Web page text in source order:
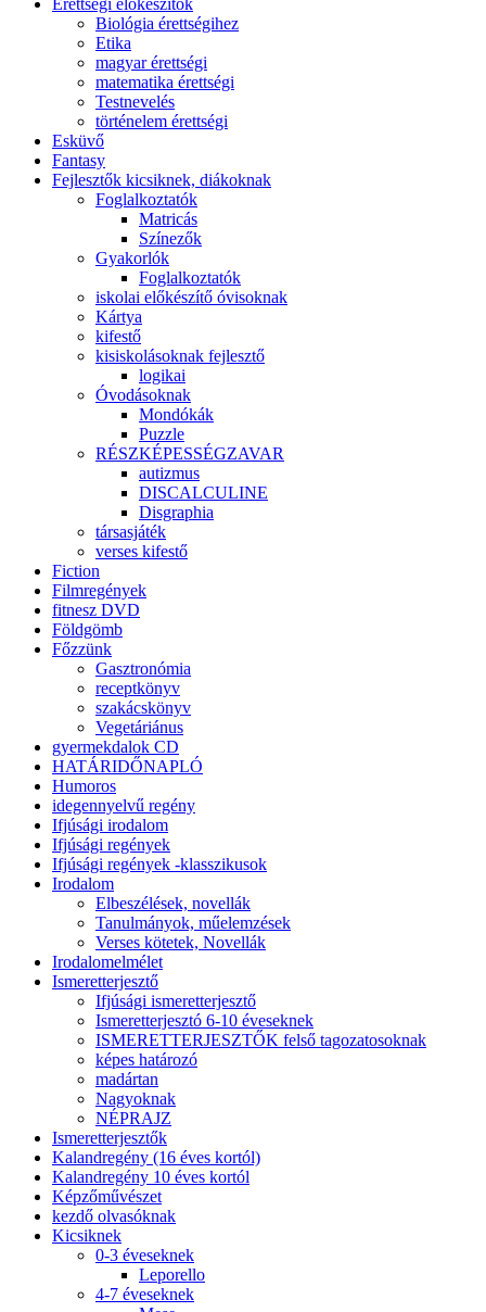
Érettségi előkészítők
Biológia érettségihez
Etika
magyar érettségi
matematika érettségi
Testnevelés
történelem érettségi
Esküvő
Fantasy
Fejlesztők kicsiknek, diákoknak
Foglalkoztatók
Matricás
Színezők
Gyakorlók
Foglalkoztatók
iskolai előkészítő óvisoknak
Kártya
kifestő
kisiskolásoknak fejlesztő
logikai
Óvodásoknak
Mondókák
Puzzle
RÉSZKÉPESSÉGZAVAR
autizmus
DISCALCULINE
Disgraphia
társasjáték
verses kifestő
Fiction
Filmregények
fitnesz DVD
Földgömb
Főzzünk
Gasztronómia
receptkönyv
szakácskönyv
Vegetáriánus
gyermekdalok CD
HATÁRIDŐNAPLÓ
Humoros
idegennyelvű regény
Ifjúsági irodalom
Ifjúsági regények
Ifjúsági regények -klasszikusok
Irodalom
Elbeszélések, novellák
Tanulmányok, műelemzések
Verses kötetek, Novellák
Irodalomelmélet
Ismeretterjesztő
Ifjúsági ismeretterjesztő
Ismeretterjesztó 6-10 éveseknek
ISMERETTERJESZTŐK felső tagozatosoknak
képes határozó
madártan
Nagyoknak
NÉPRAJZ
Ismeretterjesztők
Kalandregény (16 éves kortól)
Kalandregény 10 éves kortól
Képzőművészet
kezdő olvasóknak
Kicsiknek
0-3 éveseknek
Leporello
4-7 éveseknek